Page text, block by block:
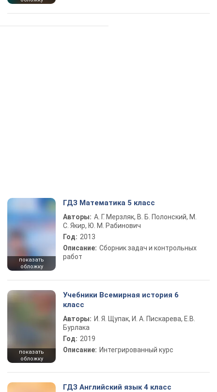
показать
обложку
ГДЗ Математика 5 класс
Авторы: А. Г. Мерзляк, В. Б. Полонский, М.
С. Якир, Ю. М. Рабинович
Год: 2013
Описание: Сборник задач и контрольных
работ
показать
обложку
Учебники Всемирная история 6
класс
Авторы: И. Я. Щупак, И. А. Пискарева, Е.В.
Бурлака
Год: 2019
Описание: Интегрированный курс
ГДЗ Английский язык 4 класс